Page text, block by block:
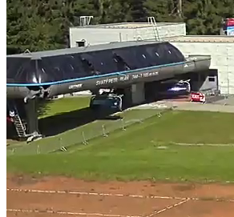
Text Edge Style
Font Family
Resetrestore all settings to the default values
Close Modal Dialog
End of dialog window.